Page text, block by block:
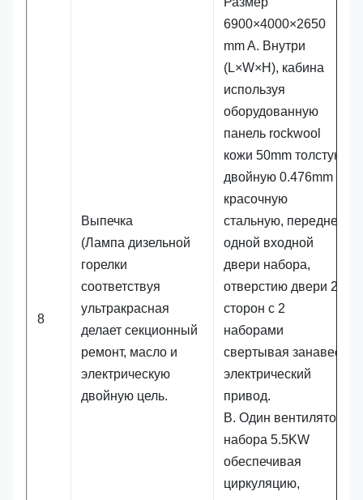
8
Выпечка
(Лампа дизельной
горелки
соответствуя
ультракрасная
делает секционный
ремонт, масло и
электрическую
двойную цель.
6900×4000×2650
mm A. Внутри
(L×W×H), кабина
используя
оборудованную
панель rockwool
кожи 50mm толстую
двойную 0.476mm
красочную
стальную, переднее
одной входной
двери набора,
отверстию двери 2
сторон с 2
наборами
свертывая занавес,
электрический
привод.
B. Один вентилятор
набора 5.5KW
обеспечивая
циркуляцию,